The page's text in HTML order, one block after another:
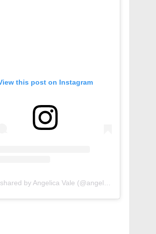
this post on Instagram